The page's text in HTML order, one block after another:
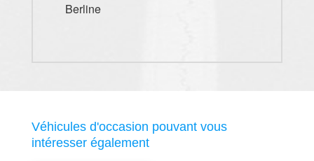
Berline
Véhicules d'occasion pouvant vous
intéresser également